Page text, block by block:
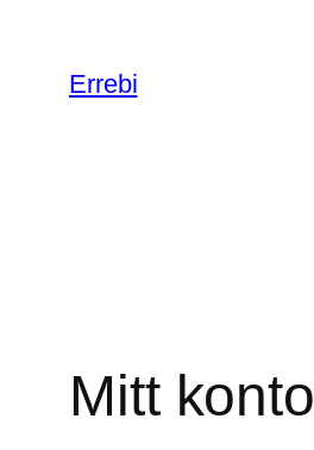
innehållErrebi
Mitt konto